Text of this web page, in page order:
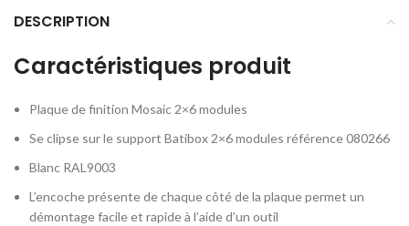
DESCRIPTION
Caractéristiques produit
Plaque de finition Mosaic 2×6 modules
Se clipse sur le support Batibox 2×6 modules référence 080266
Blanc RAL9003
L’encoche présente de chaque côté de la plaque permet un
démontage facile et rapide à l’aide d’un outil